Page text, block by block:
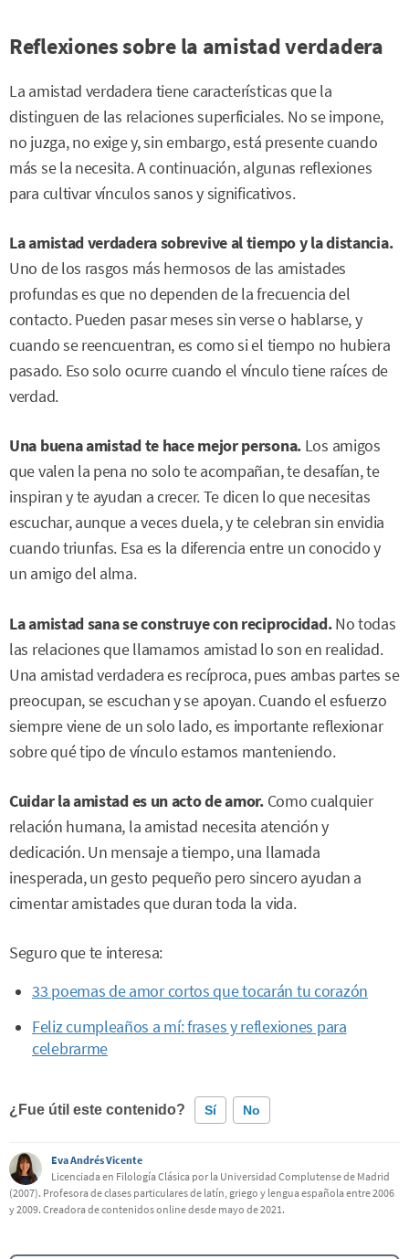
Reflexiones sobre la amistad verdadera
La amistad verdadera tiene características que la
distinguen de las relaciones superficiales. No se impone,
no juzga, no exige y, sin embargo, está presente cuando
más se la necesita. A continuación, algunas reflexiones
para cultivar vínculos sanos y significativos.
La amistad verdadera sobrevive al tiempo y la distancia.
Uno de los rasgos más hermosos de las amistades
profundas es que no dependen de la frecuencia del
contacto. Pueden pasar meses sin verse o hablarse, y
cuando se reencuentran, es como si el tiempo no hubiera
pasado. Eso solo ocurre cuando el vínculo tiene raíces de
verdad.
Una buena amistad te hace mejor persona. Los amigos
que valen la pena no solo te acompañan, te desafían, te
inspiran y te ayudan a crecer. Te dicen lo que necesitas
escuchar, aunque a veces duela, y te celebran sin envidia
cuando triunfas. Esa es la diferencia entre un conocido y
un amigo del alma.
La amistad sana se construye con reciprocidad.No todas
las relaciones que llamamos amistad lo son en realidad.
Una amistad verdadera es recíproca, pues ambas partes se
preocupan, se escuchan y se apoyan. Cuando el esfuerzo
siempre viene de un solo lado, es importante reflexionar
sobre qué tipo de vínculo estamos manteniendo.
Cuidar la amistad es un acto de amor.Como cualquier
relación humana, la amistad necesita atención y
dedicación. Un mensaje a tiempo, una llamada
inesperada, un gesto pequeño pero sincero ayudan a
cimentar amistades que duran toda la vida.
Seguro que te interesa:
33 poemas de amor cortos que tocarán tu corazón
Feliz cumpleaños a mí: frases y reflexiones para
celebrarme
¿Fue útil este contenido? Sí No
Este contenido contiene información incorrecta
Este contenido no tiene la información que busco
Eva Andrés Vicente
Licenciada en Filología Clásica por la Universidad Complutense de Madrid
(2007). Profesora de clases particulares de latín, griego y lengua española entre 2006
y 2009. Creadora de contenidos online desde mayo de 2021.